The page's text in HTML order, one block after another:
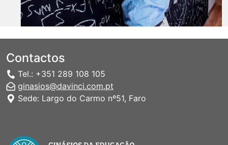
Contactos
Tel.: +351 289 108 105
ginasios@davinci.com.pt
Sede: Largo do Carmo nº51, Faro